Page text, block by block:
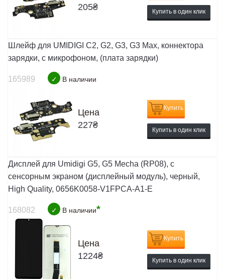
205₴ Купить в один клик
Шлейф для UMIDIGI C2, G2, G3, G3 Max, коннектора
зарядки, с микрофоном, (плата зарядки)
165989 ✓ В наличии
Цена
227₴
Купить
Купить в один клик
Дисплей для Umidigi G5, G5 Mecha (RP08), с
сенсорным экраном (дисплейный модуль), черный,
High Quality, 0656K0058-V1FPCA-A1-E
168082 ✓ В наличии*
Цена
1224₴
Купить
Купить в один клик